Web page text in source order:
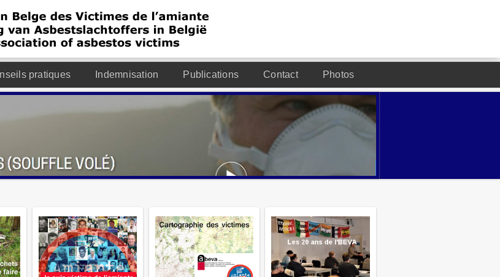
pratiques Indemnisation Publications Contact Photos